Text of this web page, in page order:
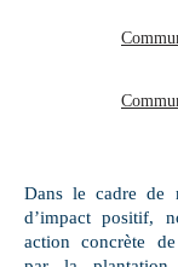
Dans le cadre de
d’impact positif,
action concrète